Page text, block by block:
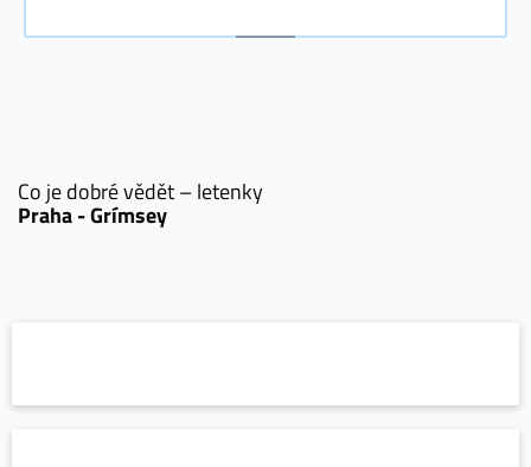
Co je dobré vědět – letenky
Praha - Grímsey